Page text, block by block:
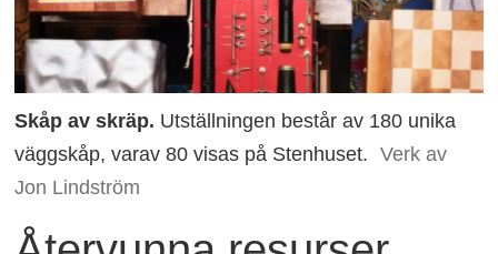
Skåp av skräp. Utställningen består av 180 unika
väggskåp, varav 80 visas på Stenhuset. Verk av
Jon Lindström